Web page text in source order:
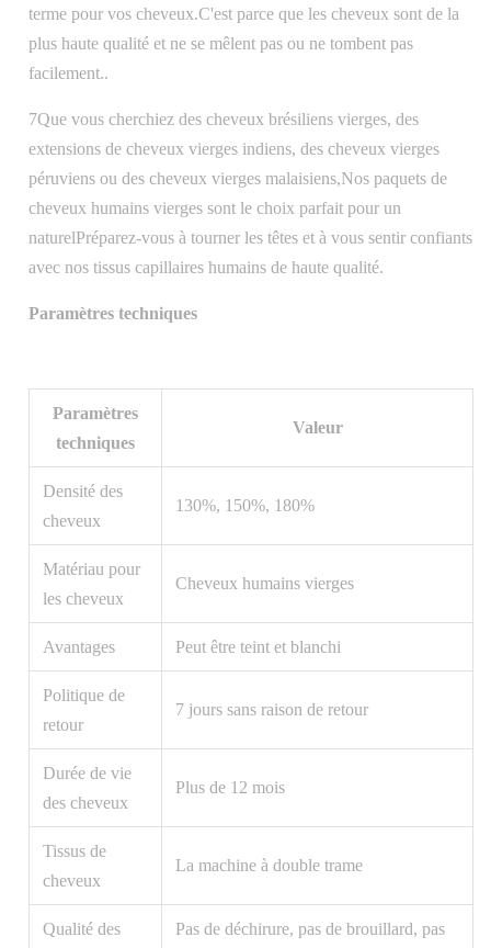
terme pour vos cheveux.C'est parce que les cheveux sont de la
plus haute qualité et ne se mêlent pas ou ne tombent pas
facilement..
7Que vous cherchiez des cheveux brésiliens vierges, des
extensions de cheveux vierges indiens, des cheveux vierges
péruviens ou des cheveux vierges malaisiens,Nos paquets de
cheveux humains vierges sont le choix parfait pour un
naturelPréparez-vous à tourner les têtes et à vous sentir confiants
avec nos tissus capillaires humains de haute qualité.
Paramètres techniques
Paramètres
techniques
Valeur
Densité des
cheveux
130%, 150%, 180%
Matériau pour
les cheveux
Cheveux humains vierges
Avantages Peut être teint et blanchi
Politique de
retour
7 jours sans raison de retour
Durée de vie
des cheveux
Plus de 12 mois
Tissus de
cheveux
La machine à double trame
Qualité des
Pas de déchirure, pas de brouillard, pas